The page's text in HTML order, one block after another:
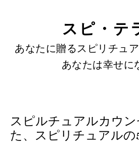
sidebar
スピ・テ
あなたに贈るスピリチュ
あなたは幸せに
スピルチュアルカウ
た、スピリチュアルの